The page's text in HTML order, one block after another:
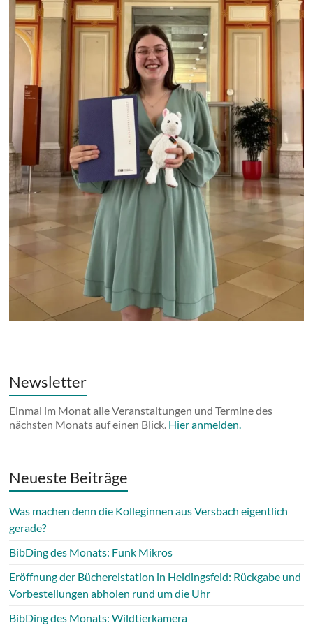
Newsletter
Einmal im Monat alle Veranstaltungen und Termine des
nächsten Monats auf einen Blick. Hier anmelden.
Neueste Beiträge
Was machen denn die Kolleginnen aus Versbach eigentlich
gerade?
BibDing des Monats: Funk Mikros
Eröffnung der Büchereistation in Heidingsfeld: Rückgabe und
Vorbestellungen abholen rund um die Uhr
BibDing des Monats: Wildtierkamera